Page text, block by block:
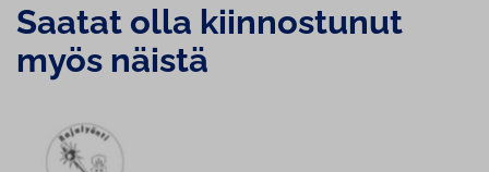
Saatat olla kiin­nos­tu­nut
myös näistä